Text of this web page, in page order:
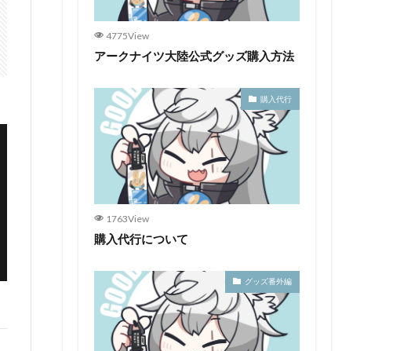
4775View
アークナイツ大陸公式グッズ購入方法
購入代行
1763View
購入代行について
グッズ番外編